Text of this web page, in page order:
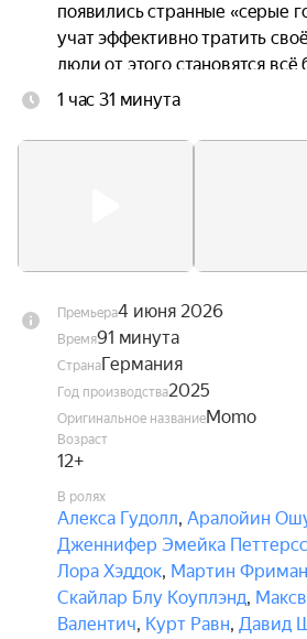
появились странные «серые
учат эффективно тратить
люди от этого становятся всё
несчастными, ведь в погоне
объединяется с Хранителем
1 час 31 минута
Премьера4 июня 2026
Время91 минута
СтранаГермания
Год производства2025
Оригинальное названиеMomo
Возраст
12+
В ролях
Алекса Гудолл, Аралойин
Дженнифер Эмейка
Лора Хэддок, Мартин Фриман
Скайлар Блу Коуплэнд,
Валентич, Курт Равн, Давид